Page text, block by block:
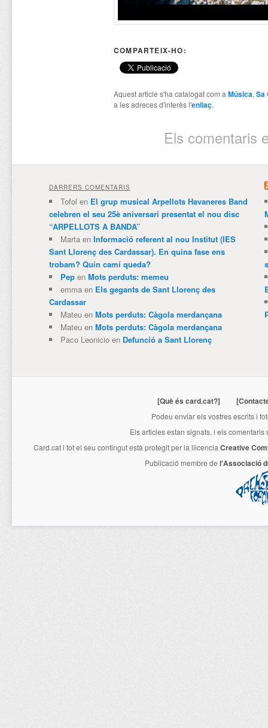
COMPARTEIX-HO:
Aquest article s'ha catalogat com a Música, Sa
a les adreces d'interès l'enllaç.
Els comentaris
DARRERS COMENTARIS
Tofol en El grup musical Arpellots Havaneres Band
celebren el seu 25è aniversari presentat el nou disc
“ARPELLOTS A BANDA”
Martaen Informació referent al nou Institut (IES
Sant Llorenç des Cardassar). En quina fase ens
trobam? Quin camí queda?
Pepen Mots perduts: memeu
emmaen Els gegants de Sant Llorenç des
Cardassar
Mateuen Mots perduts: Càgola merdançana
Mateuen Mots perduts: Càgola merdançana
Paco Leonicioen Defunció a Sant Llorenç
[Què és card.cat?]
Podeu enviar els vostres escrits i
Els articles estan signats, i els
Card.cati tot el seu contingut està protegit per la llicencia Creative
Publicació membre de l'Associació